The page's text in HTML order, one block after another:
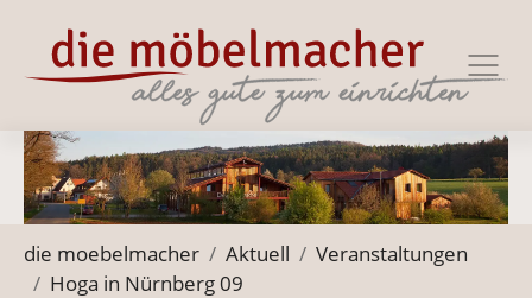
Zur Haupt-Navigation springen
Zum Hauptinhalt springen
Zum Footer springen
die moebelmacher Aktuell
Veranstaltungen
Hoga in Nürnberg 09